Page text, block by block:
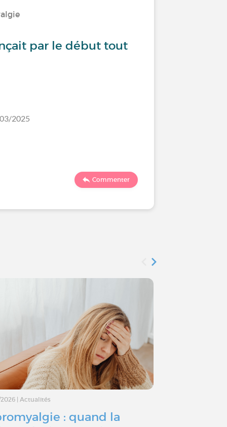
par le début tout
2025
Commenter
|Actualités
: quand la